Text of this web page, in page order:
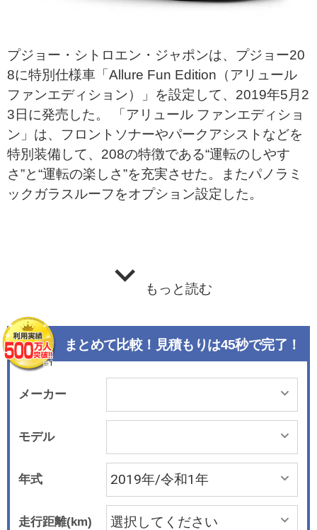
プジョー・シトロエン・ジャポンは、プジョー20
8に特別仕様車「Allure Fun Edition（アリュール
ファンエディション）」を設定して、2019年5月2
3日に発売した。 「アリュール ファンエディショ
ン」は、フロントソナーやパークアシストなどを
特別装備して、208の特徴である“運転のしやす
さ”と“運転の楽しさ”を充実させた。またパノラミ
ックガラスルーフをオプション設定した。
もっと読む
まとめて比較！見積もりは45秒で完了！
メーカー
モデル
年式
走行距離(km)